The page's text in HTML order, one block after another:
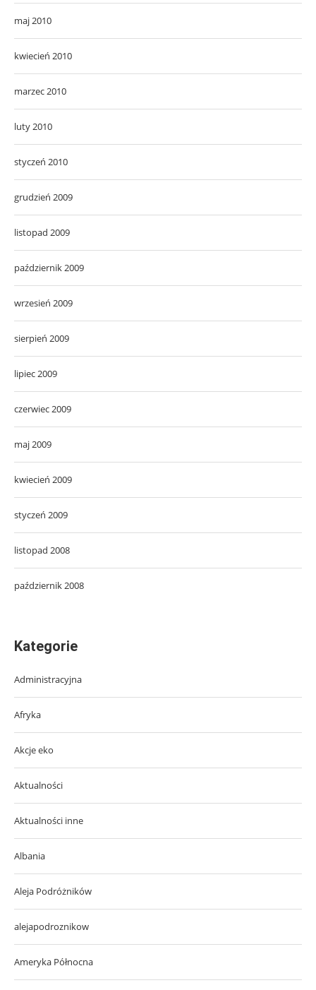
maj 2010
kwiecień 2010
marzec 2010
luty 2010
styczeń 2010
grudzień 2009
listopad 2009
październik 2009
wrzesień 2009
sierpień 2009
lipiec 2009
czerwiec 2009
maj 2009
kwiecień 2009
styczeń 2009
listopad 2008
październik 2008
Kategorie
Administracyjna
Afryka
Akcje eko
Aktualności
Aktualności inne
Albania
Aleja Podróżników
alejapodroznikow
Ameryka Północna